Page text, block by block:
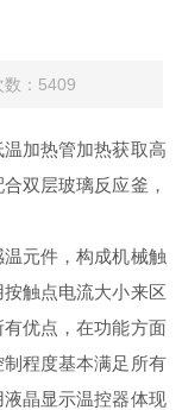
：5409
加热管加热获取高
双层玻璃反应釜，
元件，构成机械触
触点电流大小来区
优点，在功能方面
程度基本满足所有
晶显示温控器体现